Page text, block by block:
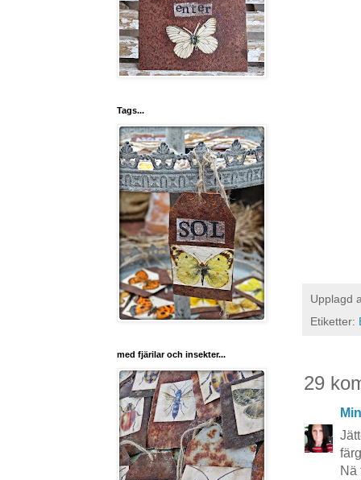
Upplagd
Etiketter:
29
Nä
Tags...
med fjärilar och insekter...